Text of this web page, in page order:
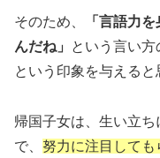
そのため、
「言語力
んだね」
という言い方
という印象を与えると
帰国子女は、生い立
で、 努力に注目して